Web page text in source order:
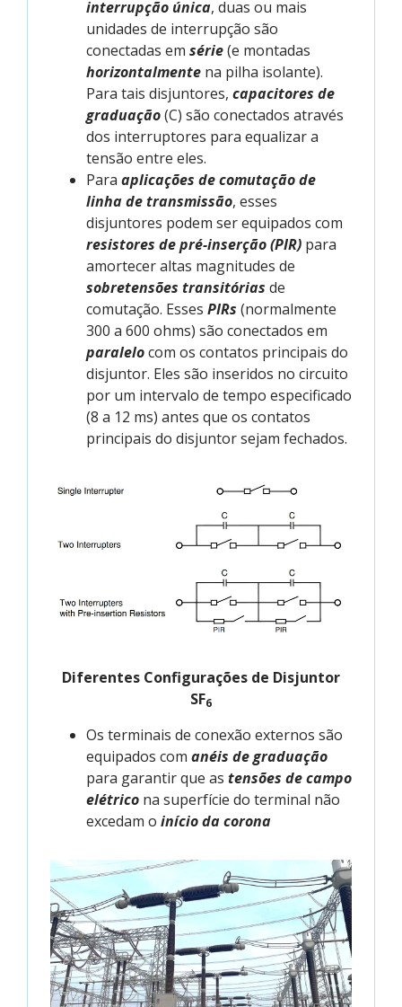
interrupção única, duas ou mais
unidades de interrupção são
conectadas em série(e montadas
horizontalmente na pilha isolante).
Para tais disjuntores, capacitores de
graduação(C) são conectados através
dos interruptores para equalizar a
tensão entre eles.
Para aplicações de comutação de
linha de transmissão, esses
disjuntores podem ser equipados com
resistores de pré-inserção (PIR) para
amortecer altas magnitudes de
sobretensões transitórias de
comutação. Esses PIRs (normalmente
300 a 600 ohms) são conectados em
paralelocom os contatos principais do
disjuntor. Eles são inseridos no circuito
por um intervalo de tempo especificado
(8 a 12 ms) antes que os contatos
principais do disjuntor sejam fechados.
Diferentes Configurações de Disjuntor
SF6
Os terminais de conexão externos são
equipados com anéis de graduação
para garantir que as tensões de campo
elétrico na superfície do terminal não
excedam o início da corona